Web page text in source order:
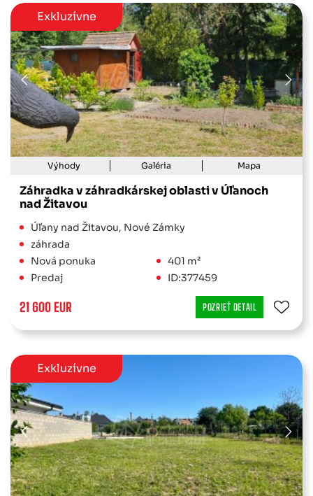
Exkluzívne
Výhody Galéria Mapa
Záhradka v záhradkárskej oblasti v Úľanoch
nad Žitavou
Úľany nad Žitavou, Nové Zámky
záhrada
Nová ponuka
401 m²
Predaj
ID:377459
21 600 EUR POZRIEŤ DETAIL
Exkluzívne